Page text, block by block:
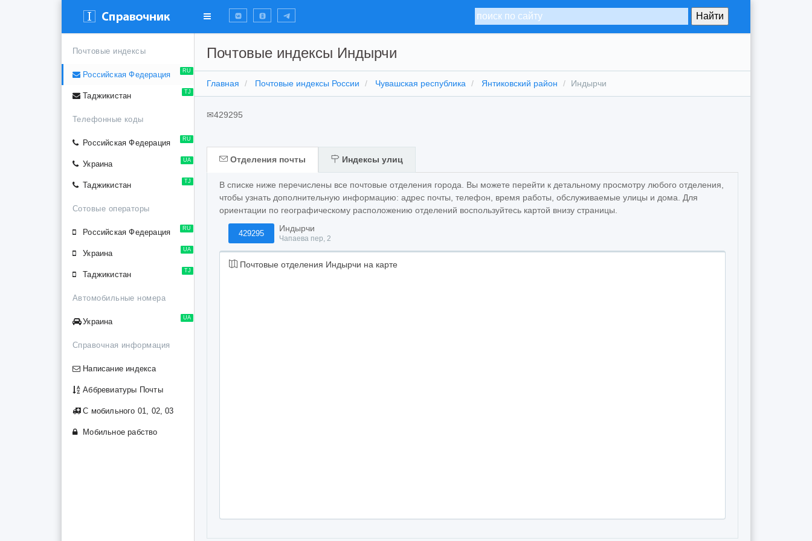
Почтовые индексы
RU
Российская Федерация
TJ
Таджикистан
Телефонные коды
RU
Российская Федерация
UA
Украина
TJ
Таджикистан
Сотовые операторы
RU
Российская Федерация
UA
Украина
TJ
Таджикистан
Автомобильные номера
UA
Украина
Справочная информация
Написание индекса
Аббревиатуры Почты
С мобильного 01, 02, 03
Мобильное рабство
Почтовые индексы Индырчи
Главная Почтовые индексы России Чувашская республика Янтиковский район Индырчи
✉429295
Отделения почты Индексы улиц
В списке ниже перечислены все почтовые отделения города. Вы можете перейти к детальному просмотру любого отделения,
чтобы узнать дополнительную информацию: адрес почты, телефон, время работы, обслуживаемые улицы и дома. Для
ориентации по географическому расположению отделений воспользуйтесь картой внизу страницы.
429295
Индырчи
Чапаева пер, 2
Почтовые отделения Индырчи на карте